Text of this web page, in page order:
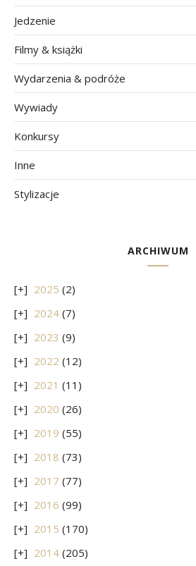
Jedzenie
Filmy & książki
Wydarzenia & podróże
Wywiady
Konkursy
Inne
Stylizacje
ARCHIWUM
2025 (2)
2024 (7)
2023 (9)
2022 (12)
2021 (11)
2020 (26)
2019 (55)
2018 (73)
2017 (77)
2016 (99)
2015 (170)
2014 (205)